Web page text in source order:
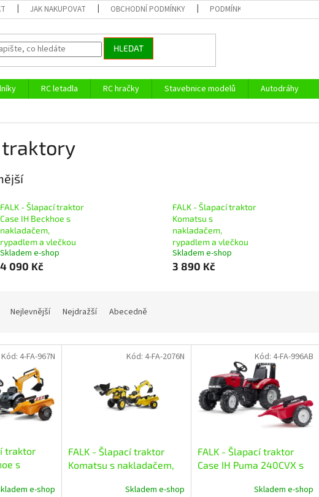
JAK NAKUPOVAT OBCHODNÍ PODMÍNKY PODMÍNKY OCHRANY OSOBNÍCH
HLEDAT
RC letadla RC hračky Stavebnice modelů
Autodráhy
traktory
FALK - Šlapací traktor
Case IH Beckhoe s
nakladačem,
rypadlem a vlečkou
Skladem e-shop
4 090 Kč
FALK - Šlapací traktor
Komatsu s
nakladačem,
rypadlem a vlečkou
Skladem e-shop
3 890 Kč
Nejlevnější Nejdražší Abecedně
traktor
s
e-shop
Kód: 4-FA-967N
FALK - Šlapací traktor
Komatsu s nakladačem,
Skladem e-shop
Kód: 4-FA-2076N
FALK - Šlapací traktor
Case IH Puma 240CVX s
Skladem e-shop
Kód: 4-FA-996AB